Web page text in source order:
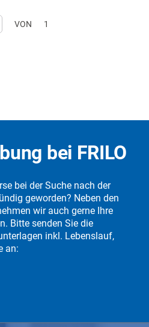
VON 1
bei FRILO
bei der Suche nach der
geworden? Neben den
wir auch gerne Ihre
Bitte senden Sie die
inkl. Lebenslauf,
an: